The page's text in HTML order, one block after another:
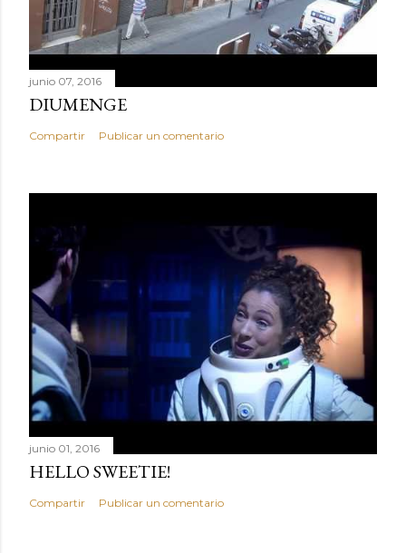
junio 07, 2016
DIUMENGE
Compartir Publicar un comentario
junio 01, 2016
HELLO SWEETIE!
Compartir Publicar un comentario